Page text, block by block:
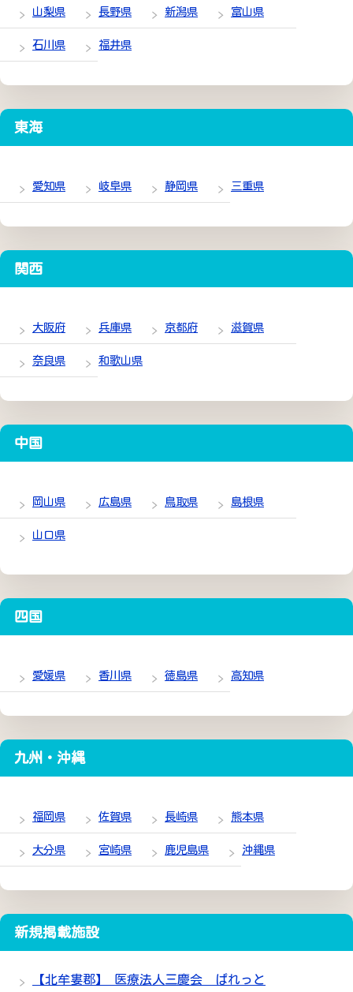
山梨県 長野県 新潟県 富山県
石川県 福井県
東海
愛知県 岐阜県 静岡県 三重県
関西
大阪府 兵庫県 京都府 滋賀県
奈良県 和歌山県
中国
岡山県 広島県 鳥取県 島根県
山口県
四国
愛媛県 香川県 徳島県 高知県
九州・沖縄
福岡県 佐賀県 長崎県 熊本県
大分県 宮崎県 鹿児島県 沖縄県
新規掲載施設
【北牟婁郡】 医療法人三慶会 ぱれっと